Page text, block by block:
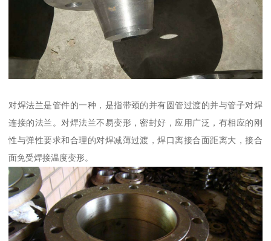
对焊法兰是管件的一种，是指带颈的并有圆管过渡的并与管子对焊
连接的法兰。对焊法兰不易变形，密封好，应用广泛，有相应的刚
性与弹性要求和合理的对焊减薄过渡，焊口离接合面距离大，接合
面免受焊接温度变形。